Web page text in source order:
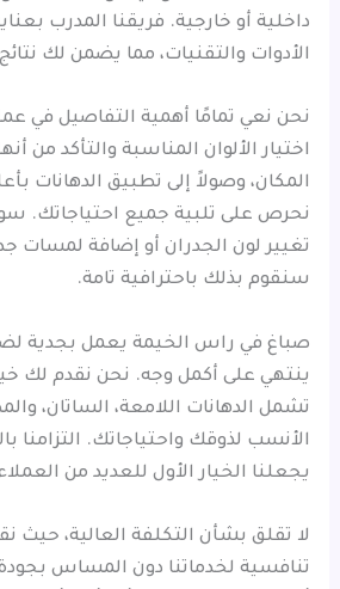
داخلية أو خارجية. فريقنا المدرب
الأدوات والتقنيات، مما يضمن لك
نحن نعي تمامًا أهمية التفاصيل في
اختيار الألوان المناسبة والتأكد من
المكان، وصولاً إلى تطبيق الدهانات
نحرص على تلبية جميع احتياجاتك.
تغيير لون الجدران أو إضافة لمسات
سنقوم بذلك باحترافية تامة.
صباغ في راس الخيمة يعمل بجدية
ينتهي على أكمل وجه. نحن نقدم لك
تشمل الدهانات اللامعة، الساتان،
الأنسب لذوقك واحتياجاتك. التزامنا
يجعلنا الخيار الأول للعديد من
لا تقلق بشأن التكلفة العالية، حيث
تنافسية لخدماتنا دون المساس